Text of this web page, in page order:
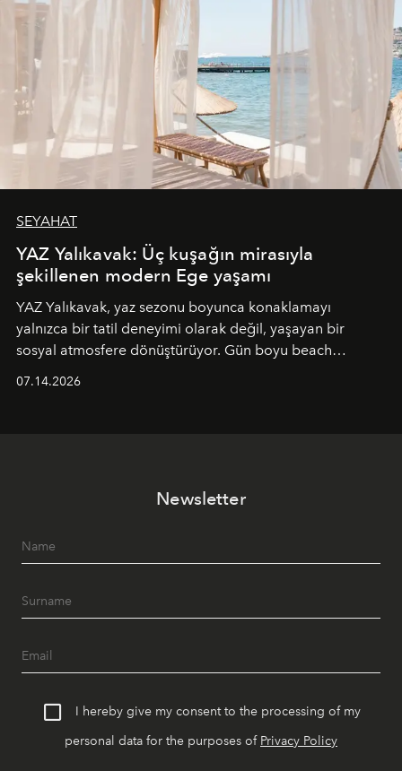
SEYAHAT
YAZ Yalıkavak: Üç kuşağın mirasıyla
şekillenen modern Ege yaşamı
YAZ Yalıkavak, yaz sezonu boyunca konaklamayı
yalnızca bir tatil deneyimi olarak değil, yaşayan bir
sosyal atmosfere dönüştürüyor. Gün boyu beach
geceye taşıyarak her hafta farklı bir deneyim sunuyor.
07.14.2026
Newsletter
I hereby give my consent to the processing of my
personal data for the purposes of Privacy Policy